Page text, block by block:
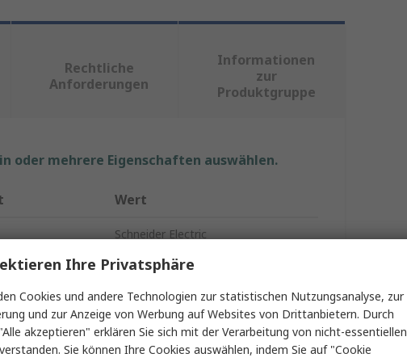
Rechtliche
Anforderungen
Informationen
zur
Produktgruppe
oder mehrere Eigenschaften auswählen.
Wert
Schneider Electric
Deckelplatte
1
Deckelplatte
Ihre Privatsphäre
Cookies und andere Technologien zur statistischen Nutzungsanalyse, zur
und zur Anzeige von Werbung auf Websites von Drittanbietern. Durch
akzeptieren" erklären Sie sich mit der Verarbeitung von nicht-essentiellen
Sie können Ihre Cookies auswählen, indem Sie auf "Cookie